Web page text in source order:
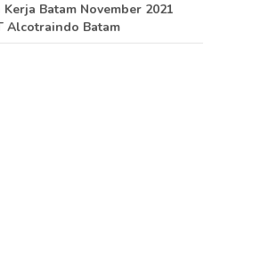
Batam November 2021
Alcotraindo Batam